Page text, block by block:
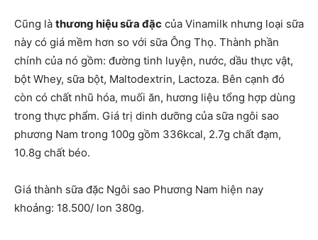
Cũng là thương hiệu sữa đặc của Vinamilk nhưng loại sữa
này có giá mềm hơn so với sữa Ông Thọ. Thành phần
chính của nó gồm: đường tinh luyện, nước, dầu thực vật,
bột Whey, sữa bột, Maltodextrin, Lactoza. Bên cạnh đó
còn có chất nhũ hóa, muối ăn, hương liệu tổng hợp dùng
trong thực phẩm. Giá trị dinh dưỡng của sữa ngôi sao
phương Nam trong 100g gồm 336kcal, 2.7g chất đạm,
10.8g chất béo.
Giá thành sữa đặc Ngôi sao Phương Nam hiện nay
khoảng: 18.500/ lon 380g.